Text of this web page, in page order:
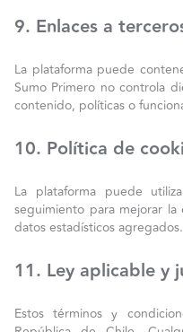
9. Enlaces a
La plataforma puede
Sumo Primero no controla
contenido, políticas o
10. Política de
La plataforma puede
seguimiento para mejorar
datos estadísticos agregados.
11. Ley aplicable y
Estos términos y